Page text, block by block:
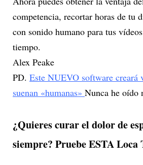
competencia, recortar horas de tu
con sonido humano para tus
tiempo.
Alex Peake
PD. Este NUEVO software creará
suenan «humanas» Nunca he
¿Quieres curar el dolor de
siempre? Pruebe ESTA Loca